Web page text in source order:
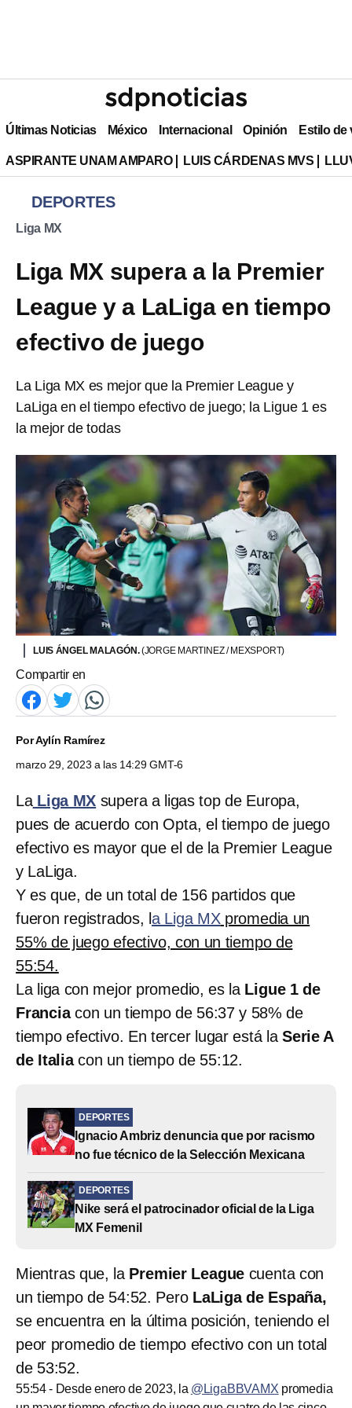
Últimas Noticias México Internacional Opinión Estilo de
ASPIRANTE UNAM AMPARO LUIS CÁRDENAS MVS
DEPORTES
Liga MX
Liga MX supera a la Premier
League y a LaLiga en tiempo
efectivo de juego
La Liga MX es mejor que la Premier League y
LaLiga en el tiempo efectivo de juego; la Ligue 1 es
la mejor de todas
LUIS ÁNGEL MALAGÓN.(JORGE MARTINEZ / MEXSPORT)
Compartir en
PorAylín Ramírez
marzo 29, 2023 a las 14:29 GMT-6
LaLiga MX supera a ligas top de Europa,
pues de acuerdo con Opta, el tiempo de juego
efectivo es mayor que el de la Premier League
y LaLiga.
Y es que, de un total de 156 partidos que
fueron registrados, la Liga MXpromedia un
55% de juego efectivo, con un tiempo de
55:54.
La liga con mejor promedio, es la Ligue 1 de
Franciacon un tiempo de 56:37 y 58% de
tiempo efectivo. En tercer lugar está la Serie A
de Italiacon un tiempo de 55:12.
DEPORTES
Ignacio Ambriz denuncia que por racismo
no fue técnico de la Selección Mexicana
DEPORTES
Nike será el patrocinador oficial de la Liga
MX Femenil
Mientras que, la Premier League cuenta con
un tiempo de 54:52. PeroLaLiga de España,
se encuentra en la última posición, teniendo el
peor promedio de tiempo efectivo con un total
de 53:52.
55:54 - Desde enero de 2023, la @LigaBBVAMX promedia